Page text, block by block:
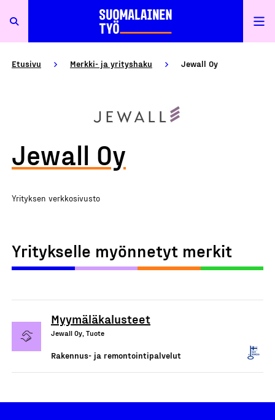
Etusivu Merkki- ja yrityshaku Jewall Oy
Jewall Oy
Yrityksen verkkosivusto
Yritykselle myönnetyt merkit
Myymäläkalusteet
Jewall Oy, Tuote
Rakennus- ja remontointipalvelut